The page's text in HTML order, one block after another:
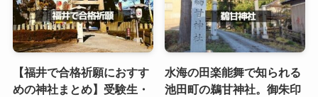
【福井で合格祈願におすす
めの神社まとめ】受験生・
水海の田楽能舞で知られる
池田町の鵜甘神社。御朱印